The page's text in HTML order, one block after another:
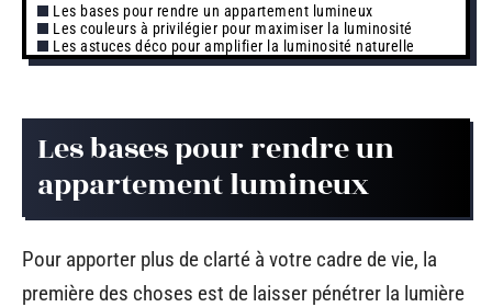
Les bases pour rendre un appartement lumineux
Les couleurs à privilégier pour maximiser la luminosité
Les astuces déco pour amplifier la luminosité naturelle
Les bases pour rendre un
appartement lumineux
Pour apporter plus de clarté à votre cadre de vie, la
première des choses est de laisser pénétrer la lumière